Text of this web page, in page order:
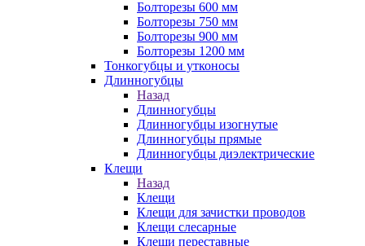
Болторезы 600 мм
Болторезы 750 мм
Болторезы 900 мм
Болторезы 1200 мм
Тонкогубцы и утконосы
Длинногубцы
Назад
Длинногубцы
Длинногубцы изогнутые
Длинногубцы прямые
Длинногубцы диэлектрические
Клещи
Назад
Клещи
Клещи для зачистки проводов
Клещи слесарные
Клещи переставные